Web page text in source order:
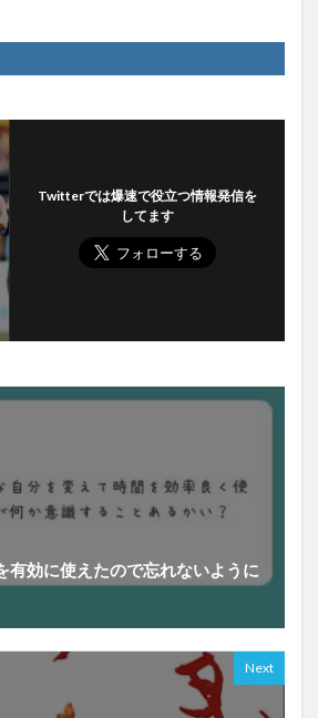
Twitterでは爆速で役立つ情報発信を
してます
有効に使えたので忘れないように
Next